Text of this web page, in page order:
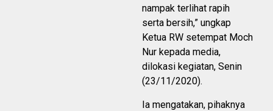
nampak terlihat rapih
serta bersih,” ungkap
Ketua RW setempat Moch
Nur kepada media,
dilokasi kegiatan, Senin
(23/11/2020).
Ia mengatakan, pihaknya